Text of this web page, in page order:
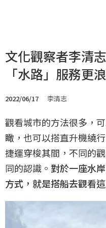
文化觀察者李清
「水路」服務更
2022/06/17 李清志
觀看城市的方法很多，
瞰，也可以搭直升機繞
捷運穿梭其間，不同的
同的認識。 對於一座水
方式，就是搭船去觀看